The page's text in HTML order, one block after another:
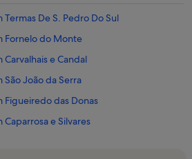
De S. Pedro Do Sul
Fornelo do Monte
e Candal
João da Serra
Figueiredo das Donas
e Silvares